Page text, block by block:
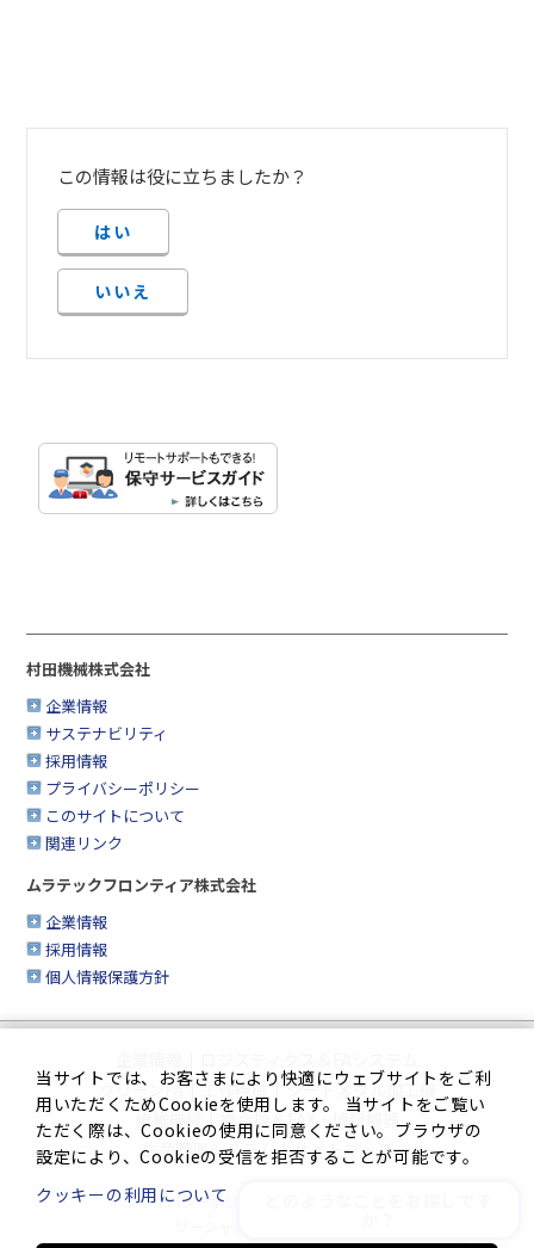
この情報は役に立ちましたか？
はい
いいえ
村田機械株式会社
企業情報
サステナビリティ
採用情報
プライバシーポリシー
このサイトについて
関連リンク
ムラテックフロンティア株式会社
企業情報
採用情報
個人情報保護方針
クリーンFA | 工作機械 | シートメタル加工機
繊維機械
| 複合機＆FAX・情報機器
生産管理システム | サイトマップ
プライバシーポリシー
当サイトでは、お客さまにより快適にウェブサイトをご利
用いただくためCookieを使用します。 当サイトをご覧い
ただく際は、Cookieの使用に同意ください。ブラウザの
設定により、Cookieの受信を拒否することが可能です。
クッキーの利用について